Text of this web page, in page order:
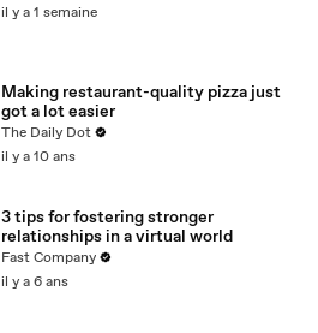
il y a 1 semaine
Making restaurant-quality pizza just
got a lot easier
The Daily Dot
il y a 10 ans
3 tips for fostering stronger
relationships in a virtual world
Fast Company
il y a 6 ans